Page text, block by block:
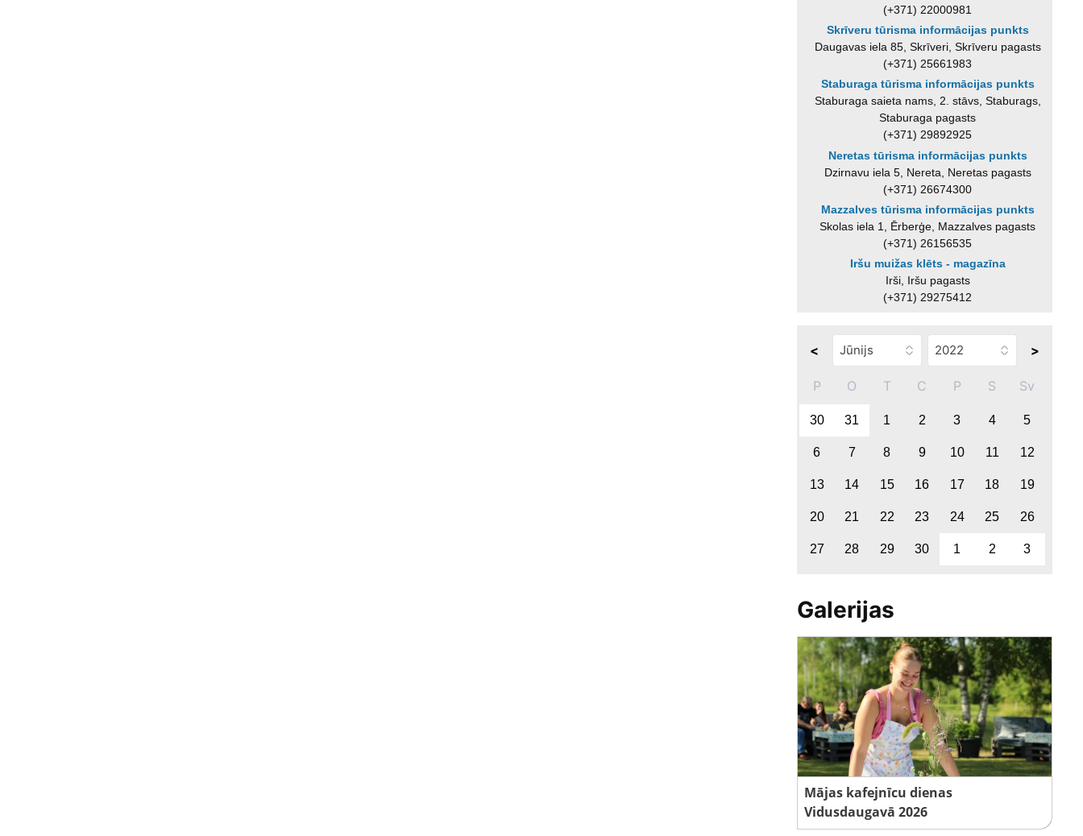
(+371) 22000981
Skrīveru tūrisma informācijas punkts
Daugavas iela 85, Skrīveri, Skrīveru pagasts
(+371) 25661983
Staburaga tūrisma informācijas punkts
Staburaga saieta nams, 2. stāvs, Staburags,
Staburaga pagasts
(+371) 29892925
Neretas tūrisma informācijas punkts
Dzirnavu iela 5, Nereta, Neretas pagasts
(+371) 26674300
Mazzalves tūrisma informācijas punkts
Skolas iela 1, Ērberģe, Mazzalves pagasts
(+371) 26156535
Iršu muižas klēts - magazīna
Irši, Iršu pagasts
(+371) 29275412
< >
P O T C P S Sv
30 31 1 2 3 4 5
6 7 8 9 10 11 12
13 14 15 16 17 18 19
20 21 22 23 24 25 26
27 28 29 30 1 2 3
Galerijas
Mājas kafejnīcu dienas
Vidusdaugavā 2026